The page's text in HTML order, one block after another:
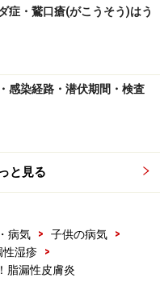
症・鵞口瘡(がこうそう)はう
感染経路・潜伏期間・検査
と見る
病気 > 子供の病気
>
性湿疹
>
脂漏性皮膚炎